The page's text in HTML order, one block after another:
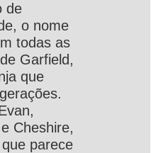
de
o nome
todas as
Garfield,
que
Cheshire,
que parece